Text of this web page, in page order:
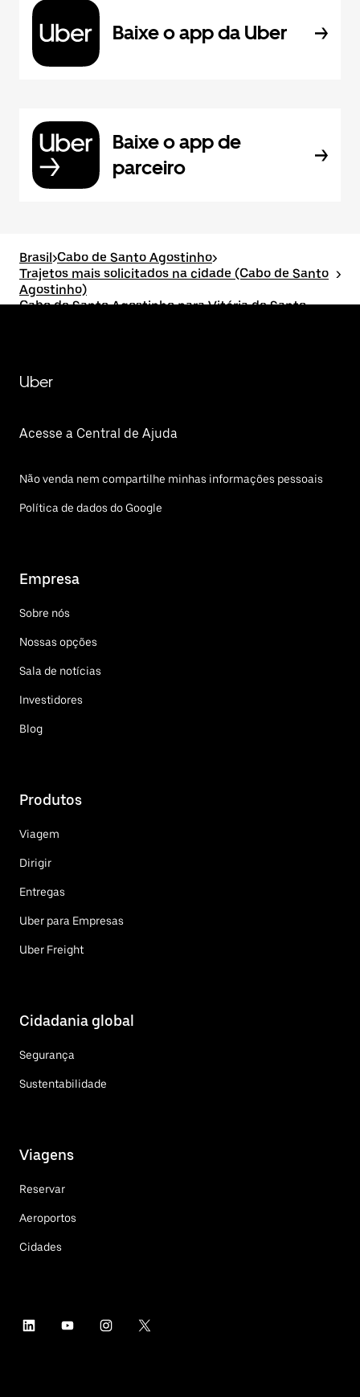
Baixe o app da Uber
Baixe o app de
parceiro
Brasil>Cabo de Santo Agostinho>
Trajetos mais solicitados na cidade (Cabo de Santo
Agostinho)
>
Cabo de Santo Agostinho para Vitória de Santo
Uber
Acesse a Central de Ajuda
Não venda nem compartilhe minhas informações pessoais
Política de dados do Google
Empresa
Sobre nós
Nossas opções
Sala de notícias
Investidores
Blog
Produtos
Viagem
Dirigir
Entregas
Uber para Empresas
Uber Freight
Cidadania global
Segurança
Sustentabilidade
Viagens
Reservar
Aeroportos
Cidades